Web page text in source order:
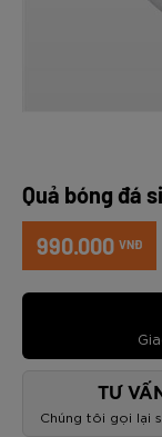
Quả bóng đá
990.000 VNĐ
TƯ VẤN
Chúng tôi gọi lại